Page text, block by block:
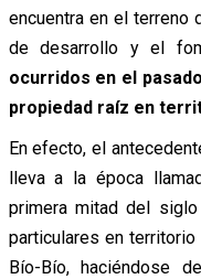
encuentra en el terreno
de desarrollo y el
ocurridos en el
propiedad raíz en
En efecto, el
lleva a la época
primera mitad del
particulares en
Bío-Bío, haciéndose